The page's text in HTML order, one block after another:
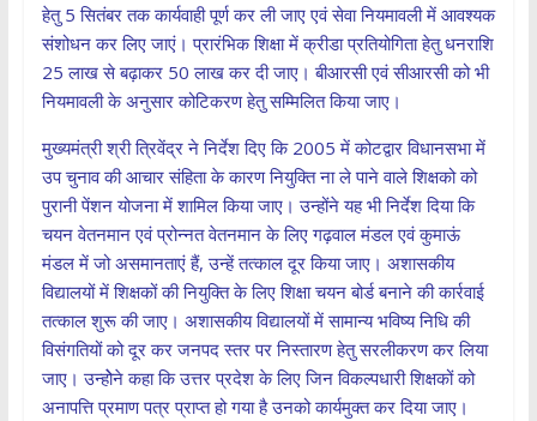
हेतु 5 सितंबर तक कार्यवाही पूर्ण कर ली जाए एवं सेवा नियमावली में आवश्यक
संशोधन कर लिए जाएं। प्रारंभिक शिक्षा में क्रीडा प्रतियोगिता हेतु धनराशि
25 लाख से बढ़ाकर 50 लाख कर दी जाए। बीआरसी एवं सीआरसी को भी
नियमावली के अनुसार कोटिकरण हेतु सम्मिलित किया जाए।
मुख्यमंत्री श्री त्रिवेंद्र ने निर्देश दिए कि 2005 में कोटद्वार विधानसभा में
उप चुनाव की आचार संहिता के कारण नियुक्ति ना ले पाने वाले शिक्षको को
पुरानी पेंशन योजना में शामिल किया जाए। उन्होंने यह भी निर्देश दिया कि
चयन वेतनमान एवं प्रोन्नत वेतनमान के लिए गढ़वाल मंडल एवं कुमाऊं
मंडल में जो असमानताएं हैं, उन्हें तत्काल दूर किया जाए। अशासकीय
विद्यालयों में शिक्षकों की नियुक्ति के लिए शिक्षा चयन बोर्ड बनाने की कार्रवाई
तत्काल शुरू की जाए। अशासकीय विद्यालयों में सामान्य भविष्य निधि की
विसंगतियों को दूर कर जनपद स्तर पर निस्तारण हेतु सरलीकरण कर लिया
जाए। उन्होेने कहा कि उत्तर प्रदेश के लिए जिन विकल्पधारी शिक्षकों को
अनापत्ति प्रमाण पत्र प्राप्त हो गया है उनको कार्यमुक्त कर दिया जाए।